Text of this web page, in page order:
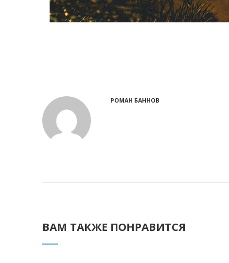
РОМАН БАННОВ
ВАМ ТАКЖЕ ПОНРАВИТСЯ